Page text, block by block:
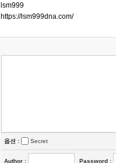
lsm999
https://lsm999dna.com/
옵션 : Secret
Author : Password :